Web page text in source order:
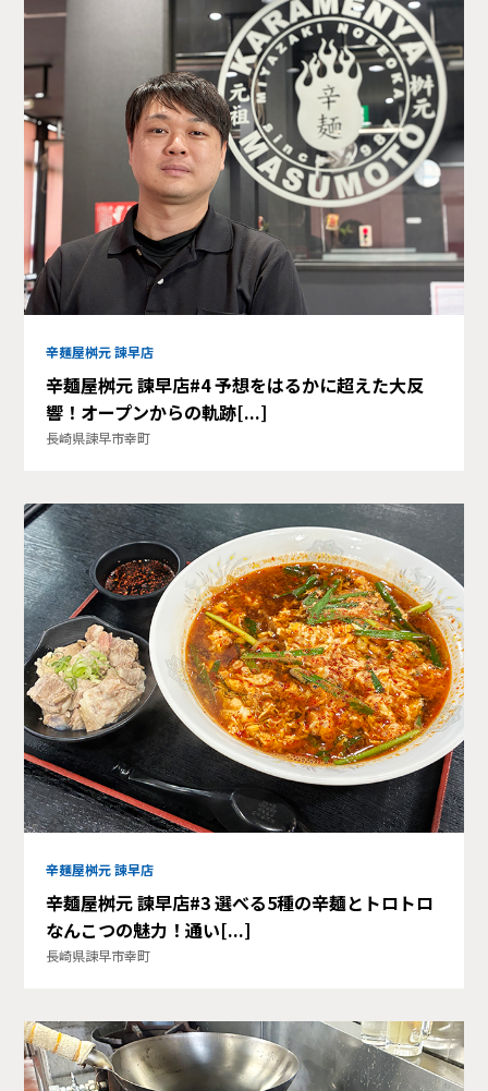
辛麺屋桝元 諫早店
辛麺屋桝元 諫早店#4 予想をはるかに超えた大反
響！オープンからの軌跡[...]
長崎県諫早市幸町
辛麺屋桝元 諫早店
辛麺屋桝元 諫早店#3 選べる5種の辛麺とトロトロ
なんこつの魅力！通い[...]
長崎県諫早市幸町